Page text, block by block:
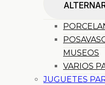
MUSEOS
VARIOS
JUGUETES